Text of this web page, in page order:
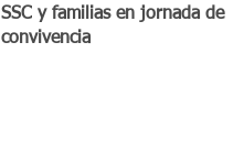
SSC y familias en jornada de
convivencia